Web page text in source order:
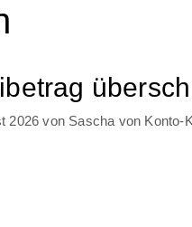
2026 von Sascha von Konto-